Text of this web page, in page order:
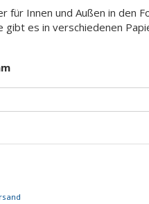
für Innen und Außen in den
gibt es in verschiedenen